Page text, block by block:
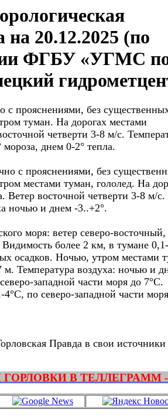
на 20.12.2025 (по
ФГБУ «УГМС
с прояснениями, без
туман. На дорогах местами
четверти 3-8 м/с.
днем 0-2° тепла.
с прояснениями, без
местами туман, гололед. На
Ветер восточной четверти 3-8 м/с.
ночью и днем -3..+2°.
моря: ветер северо-восточный,
более 2 км, в тумане
осадков. Ночью, утром местами
Температура воздуха: ночью и
западной части моря до 7°С.
по северо-западной части
Правда в свои источники
В ТЕЛЛЕГРАММ -